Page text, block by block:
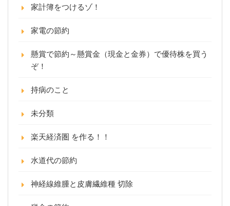
家計簿をつけるゾ！
家電の節約
懸賞で節約～懸賞金（現金と金券）で優待株を買う
ぞ！
持病のこと
未分類
楽天経済圏 を作る！！
水道代の節約
神経線維腫と皮膚繊維種 切除